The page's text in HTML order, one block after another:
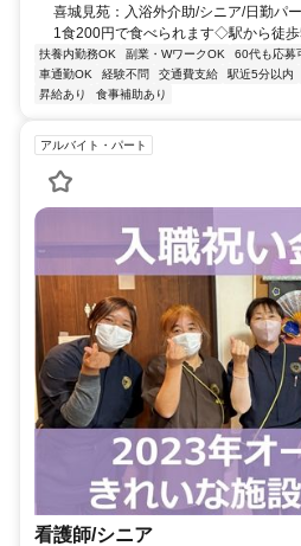
喜城見苑：入浴外介助/シニア/日勤パ
1食200円で食べられます◇駅から徒
扶養内勤務OK 副業・WワークOK 60代も応募
車通勤OK
経験不問 交通費支給 駅近5分以内
昇給あり
食事補助あり
アルバイト・パート
看護師/シニア